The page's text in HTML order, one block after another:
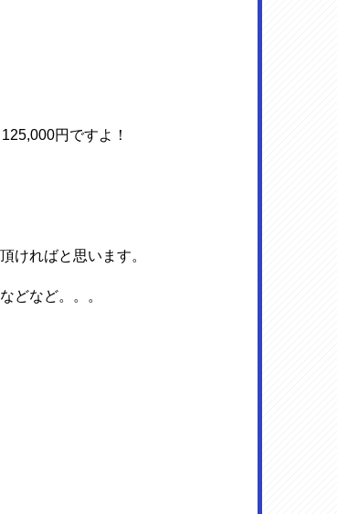
円ですよ！
ければと思います。
どなど。。。